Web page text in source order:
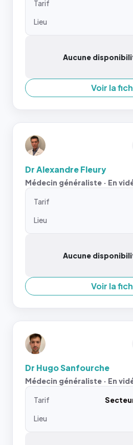
Tarif
Lieu
Aucune
Voir la
Dr Alexandre Fleury
Médecin généraliste · En
Tarif
Lieu
Aucune
Voir la
Dr Hugo Sanfourche
Médecin généraliste · En
Tarif
Lieu